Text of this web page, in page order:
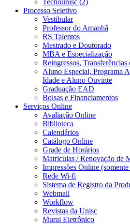
Processo Seletivo
Vestibular
Professor do Amanhã
RS Talentos
Mestrado e Doutorado
MBA e Especialização
Reingressos,
Aluno Especial, Programa
Idade e Aluno Ouvinte
Graduação EAD
Bolsas e Financiamentos
Serviços Online
Avaliação Online
Biblioteca
Calendários
Catálogo Online
Grade de Horários
Matriculas / Renovação de
Impressões Online
Rede Wi-fi
Sistema de Registro da
Webmail
Workflow
Revistas da Unisc
Mural Eletrônico